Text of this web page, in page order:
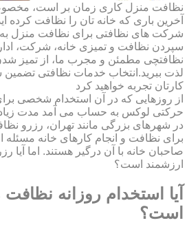
نظافت منزل کاری زمان بر است،
آخرین باری که خانه تان را نظافت کرده
شرکت های نظافتی برای نظافت منزل
سپردن نظافت و تمیزی خانه، شرکت،
نظافتچی مطمئن و مجرب ما، از تمیز
لذت ببرید.انتخاب خدمات نظافتی
کارتان تجربه خواهید کرد
از روزهایی که در آن استخدام شخصی
حرکتی لوکس به حساب می آمد مدت
در شهرهای بزرگی مانند تهران، رزرو
برای نظافت و انجام کارهای خانه
صاحبان خانه با آن درگیر هستند. اما آیا
ارزشمند است؟
آیا استخدام روزانه
است؟